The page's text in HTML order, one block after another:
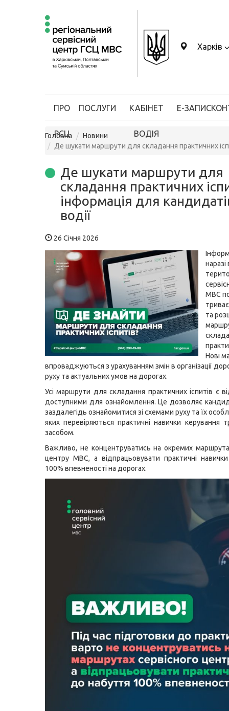
Харків
ПРО
РСЦ
ПОСЛУГИ КАБІНЕТ
ВОДІЯ
Е-ЗАПИС
Головна
Новини
Де шукати маршрути для складання практичних
Де шукати маршрути для
складання практичних
інформація для
водії
26 Січня 2026
наразі
МВС по
та
Нові
впроваджуються з урахуванням змін в організації
руху та актуальних умов на дорогах.
Усі маршрути для складання практичних іспитів є
доступними для ознайомлення. Це дозволяє
заздалегідь ознайомитися зі схемами руху та їх
яких перевіряються практичні навички керування
засобом.
Важливо, не концентруватись на окремих
центру МВС, а відпрацьовувати практичні
100% впевненості на дорогах.